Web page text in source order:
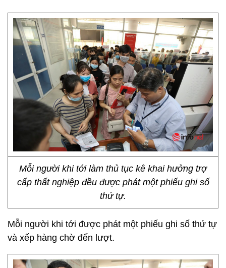
Mỗi người khi tới làm thủ tục kê khai hưởng trợ
cấp thất nghiệp đều được phát một phiếu ghi số
thứ tự.
Mỗi người khi tới được phát một phiếu ghi số thứ tự
và xếp hàng chờ đến lượt.